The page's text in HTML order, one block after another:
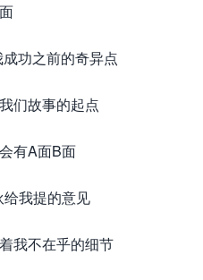
功之前的奇异点
们故事的起点
有A面B面
我提的意见
我不在乎的细节